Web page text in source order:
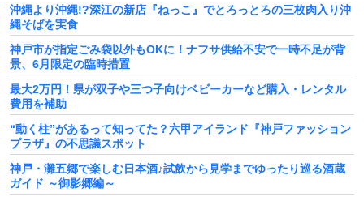
沖縄より沖縄!?深江の新店『ねっこ』でとろっとろの三枚肉入り沖
縄そばを実食
神戸市が指定ごみ袋以外もOKに！ナフサ供給不安で一時不足が背
景、6月限定の臨時措置
最大2万円！県が双子や三つ子向けベビーカーなど購入・レンタル
費用を補助
“動く柱”があるって知ってた？六甲アイランド『神戸ファッション
プラザ』の不思議スポット
神戸・灘五郷で楽しむ日本酒♪試飲から見学までゆったり巡る酒蔵
ガイド ～御影郷編～